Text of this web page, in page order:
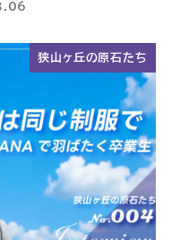
狭山ヶ丘の原石たち